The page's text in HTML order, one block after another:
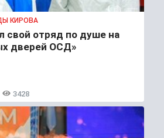
КИРОВА
свой отряд по душе на
дверей ОСД»
3428